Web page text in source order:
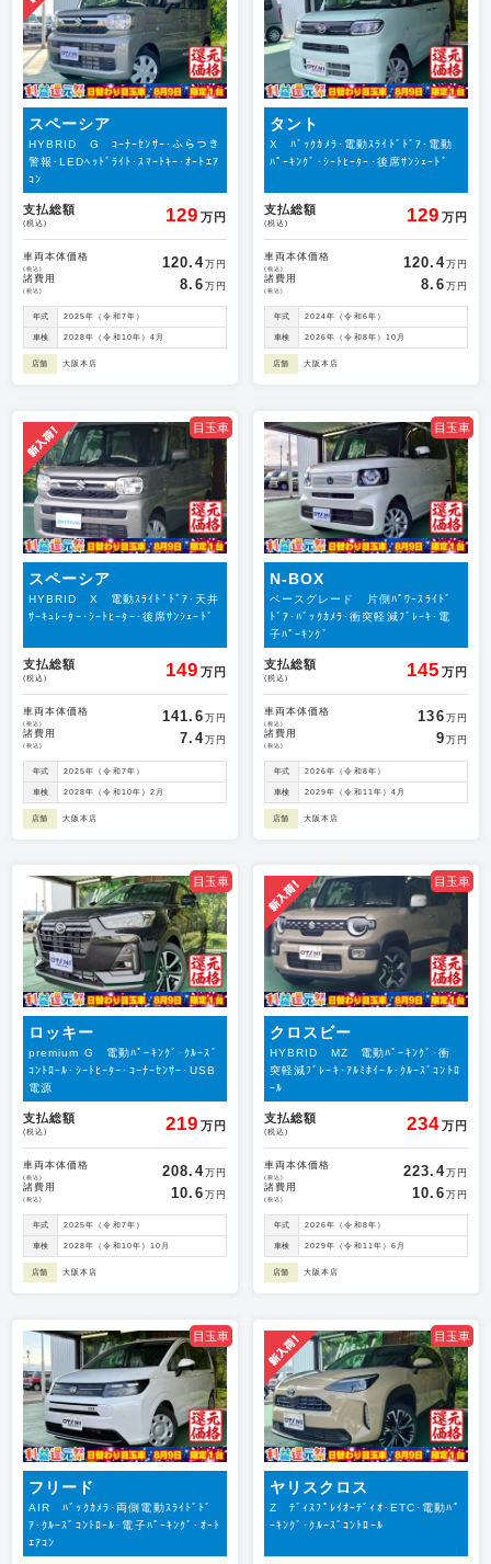
スペーシア
HYBRID G ｺｰﾅｰｾﾝｻｰ･ふらつき
警報･LEDﾍｯﾄﾞﾗｲﾄ･ｽﾏｰﾄｷｰ･ｵｰﾄｴｱ
ｺﾝ
支払総額
(税込) 129 万円
車両本体価格
(税込) 120.4万円
諸費用
(税込) 8.6 万円
年式 2025年（令和7年）
車検 2028年（令和10年）4月
店舗 大阪本店
タント
X ﾊﾞｯｸｶﾒﾗ･電動ｽﾗｲﾄﾞﾄﾞｱ･電動
ﾊﾟｰｷﾝｸﾞ･ｼｰﾄﾋｰﾀｰ･後席ｻﾝｼｪｰﾄﾞ
支払総額
(税込) 129 万円
車両本体価格
(税込) 120.4万円
諸費用
(税込) 8.6 万円
年式 2024年（令和6年）
車検 2026年（令和8年）10月
店舗 大阪本店
目玉車
スペーシア
HYBRID X 電動ｽﾗｲﾄﾞﾄﾞｱ･天井
ｻｰｷｭﾚｰﾀｰ･ｼｰﾄﾋｰﾀｰ･後席ｻﾝｼｪｰﾄﾞ
支払総額
(税込) 149 万円
車両本体価格
(税込) 141.6 万円
諸費用
(税込) 7.4万円
年式 2025年（令和7年）
車検 2028年（令和10年）2月
店舗 大阪本店
目玉車
N-BOX
ベースグレード 片側ﾊﾟﾜｰｽﾗｲﾄﾞ
ﾄﾞｱ･ﾊﾞｯｸｶﾒﾗ･衝突軽減ﾌﾞﾚｰｷ･電
子ﾊﾟｰｷﾝｸﾞ
支払総額
(税込) 145 万円
車両本体価格
(税込) 136 万円
諸費用
(税込) 9 万円
年式 2026年（令和8年）
車検 2029年（令和11年）4月
店舗 大阪本店
目玉車
ロッキー
premium G 電動ﾊﾟｰｷﾝｸﾞ･ｸﾙｰｽﾞ
ｺﾝﾄﾛｰﾙ･ｼｰﾄﾋｰﾀｰ･ｺｰﾅｰｾﾝｻｰ･USB
電源
支払総額
(税込) 219 万円
車両本体価格
(税込) 208.4万円
諸費用
(税込) 10.6 万円
年式 2025年（令和7年）
車検 2028年（令和10年）10月
店舗 大阪本店
目玉車
クロスビー
HYBRID MZ 電動ﾊﾟｰｷﾝｸﾞ･衝
突軽減ﾌﾞﾚｰｷ･ｱﾙﾐﾎｲｰﾙ･ｸﾙｰｽﾞｺﾝﾄﾛ
ｰﾙ
支払総額
(税込) 234万円
車両本体価格
(税込) 223.4万円
諸費用
(税込) 10.6 万円
年式 2026年（令和8年）
車検 2029年（令和11年）6月
店舗 大阪本店
目玉車
フリード
AIR ﾊﾞｯｸｶﾒﾗ･両側電動ｽﾗｲﾄﾞﾄﾞ
ｱ･ｸﾙｰｽﾞｺﾝﾄﾛｰﾙ･電子ﾊﾟｰｷﾝｸﾞ･ｵｰﾄ
ｴｱｺﾝ
目玉車
ヤリスクロス
Z ﾃﾞｨｽﾌﾟﾚｲｵｰﾃﾞｨｵ･ETC･電動ﾊﾟ
ｰｷﾝｸﾞ･ｸﾙｰｽﾞｺﾝﾄﾛｰﾙ